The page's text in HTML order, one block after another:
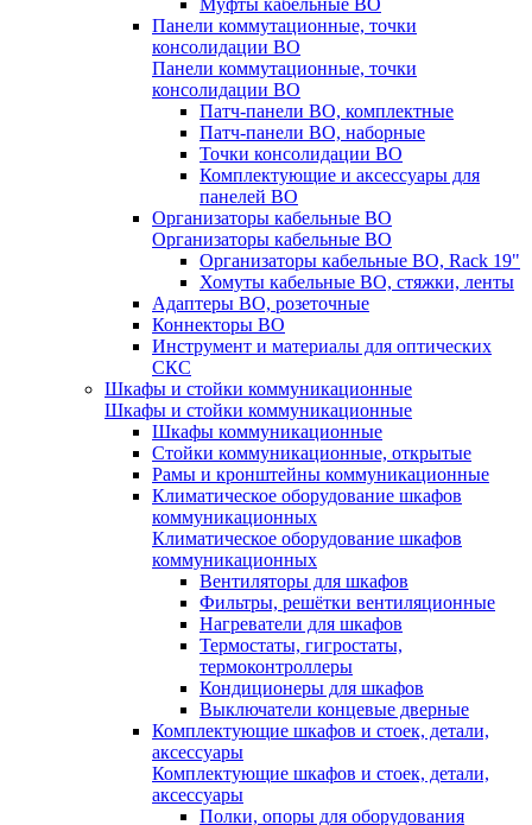
Муфты кабельные ВО
Панели коммутационные, точки
консолидации ВО
Панели коммутационные, точки
консолидации ВО
Патч-панели ВО, комплектные
Патч-панели ВО, наборные
Точки консолидации ВО
Комплектующие и аксессуары для
панелей ВО
Организаторы кабельные ВО
Организаторы кабельные ВО
Организаторы кабельные ВО, Rack 19"
Хомуты кабельные ВО, стяжки, ленты
Адаптеры ВО, розеточные
Коннекторы ВО
Инструмент и материалы для оптических
СКС
Шкафы и стойки коммуникационные
Шкафы и стойки коммуникационные
Шкафы коммуникационные
Стойки коммуникационные, открытые
Рамы и кронштейны коммуникационные
Климатическое оборудование шкафов
коммуникационных
Климатическое оборудование шкафов
коммуникационных
Вентиляторы для шкафов
Фильтры, решётки вентиляционные
Нагреватели для шкафов
Термостаты, гигростаты,
термоконтроллеры
Кондиционеры для шкафов
Выключатели концевые дверные
Комплектующие шкафов и стоек, детали,
аксессуары
Комплектующие шкафов и стоек, детали,
аксессуары
Полки, опоры для оборудования